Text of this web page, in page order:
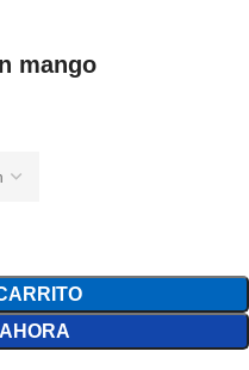
mango